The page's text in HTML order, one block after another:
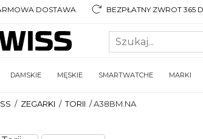
DOSTAWA BEZPŁATNY ZWROT 365
DAMSKIE MĘSKIE SMARTWATCHE MARKI
/ ZEGARKI / TORII /A38BM.NA